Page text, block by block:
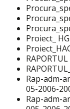
Proiect_
Rap-adm-
05-2006-
Rap-adm-